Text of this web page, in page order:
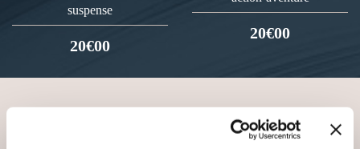
suspense
20€00
20€00
VOUS AIMEREZ AUSSI